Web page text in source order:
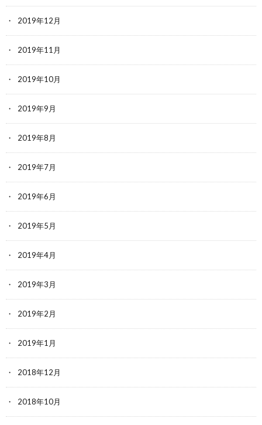
2019年12月
2019年11月
2019年10月
2019年9月
2019年8月
2019年7月
2019年6月
2019年5月
2019年4月
2019年3月
2019年2月
2019年1月
2018年12月
2018年10月